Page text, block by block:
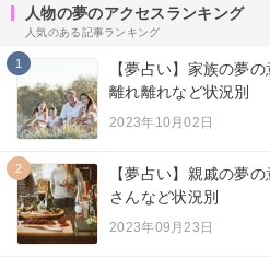
人物の夢のアクセスランキング
人気のある記事ランキング
1
【夢占い】家族の夢
離れ離れなど状況別
2023年10月02日
2
【夢占い】親戚の夢
さんなど状況別
2023年09月23日